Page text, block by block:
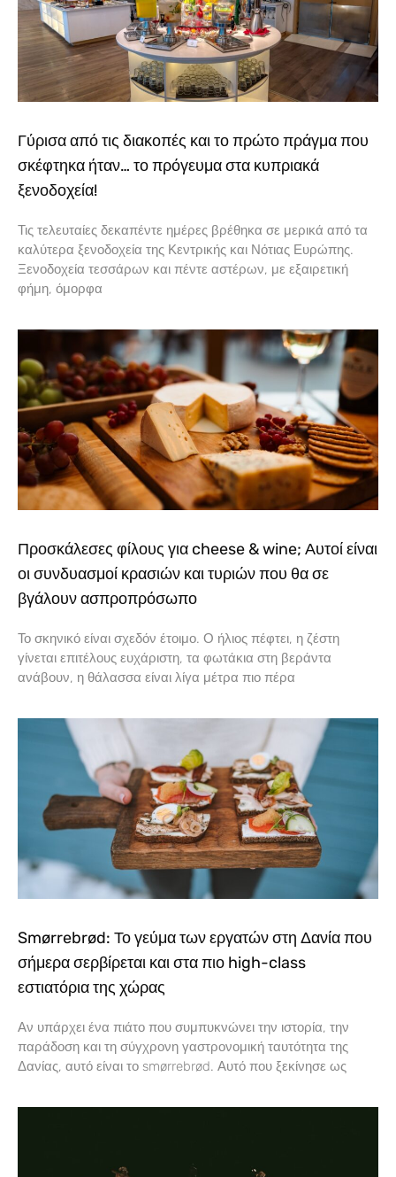
Γύρισα από τις διακοπές και το πρώτο πράγμα που
σκέφτηκα ήταν… το πρόγευμα στα κυπριακά
ξενοδοχεία!
Τις τελευταίες δεκαπέντε ημέρες βρέθηκα σε μερικά από τα
καλύτερα ξενοδοχεία της Κεντρικής και Νότιας Ευρώπης.
Ξενοδοχεία τεσσάρων και πέντε αστέρων, με εξαιρετική
φήμη, όμορφα
Προσκάλεσες φίλους για cheese & wine; Αυτοί είναι
οι συνδυασμοί κρασιών και τυριών που θα σε
βγάλουν ασπροπρόσωπο
Το σκηνικό είναι σχεδόν έτοιμο. Ο ήλιος πέφτει, η ζέστη
γίνεται επιτέλους ευχάριστη, τα φωτάκια στη βεράντα
ανάβουν, η θάλασσα είναι λίγα μέτρα πιο πέρα
Smørrebrød: Το γεύμα των εργατών στη Δανία που
σήμερα σερβίρεται και στα πιο high-class
εστιατόρια της χώρας
Αν υπάρχει ένα πιάτο που συμπυκνώνει την ιστορία, την
παράδοση και τη σύγχρονη γαστρονομική ταυτότητα της
Δανίας, αυτό είναι το smørrebrød. Αυτό που ξεκίνησε ως